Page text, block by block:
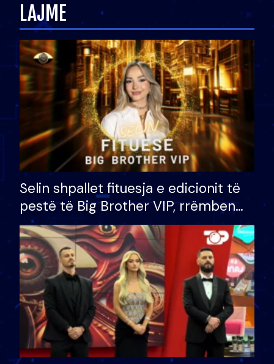
LAJME
Selin shpallet fituesja e edicionit të
pestë të Big Brother VIP, rrëmben
çmimin e madh prej 100 mijë eurosh